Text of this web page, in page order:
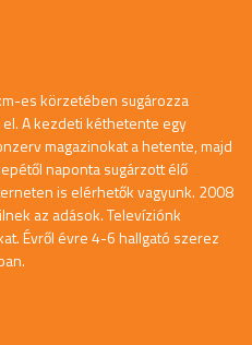
es körzetében sugározza
A kezdeti kéthetente egy
magazinokat a hetente, majd
naponta sugárzott élő
is elérhetők vagyunk. 2008
az adások. Televíziónk
Évről évre 4-6 hallgató szerez